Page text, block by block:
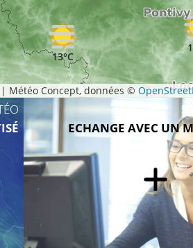
13°C
15°C
| Météo Concept, données ©
ECHANGE AVEC UN